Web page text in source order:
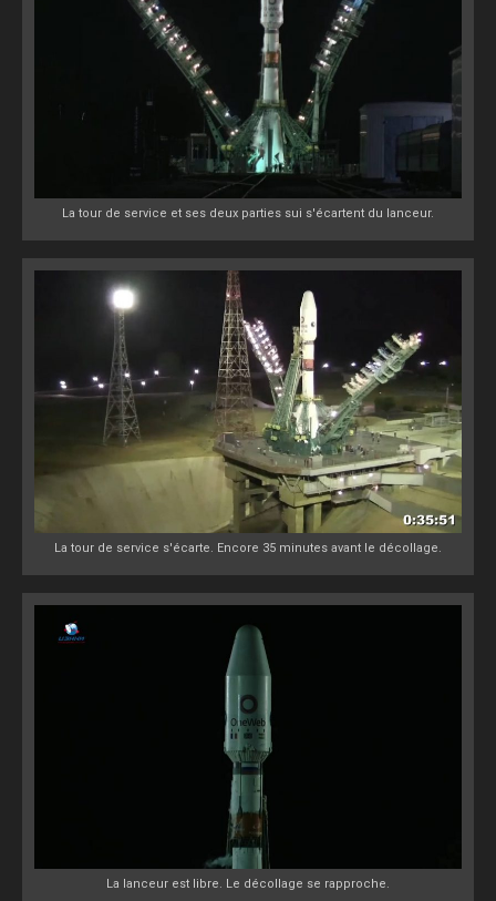
La tour de service et ses deux parties sui s'écartent du lanceur.
La tour de service s'écarte. Encore 35 minutes avant le décollage.
La lanceur est libre. Le décollage se rapproche.